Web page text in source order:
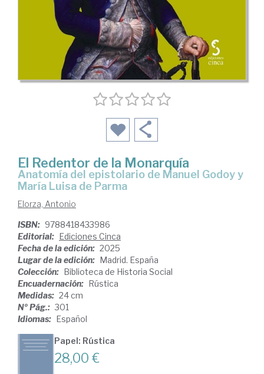
El Redentor de la Monarquía
Anatomía del epistolario de Manuel Godoy y
María Luisa de Parma
Elorza, Antonio
ISBN: 9788418433986
Editorial: Ediciones Cinca
Fecha de la edición: 2025
Lugar de la edición: Madrid. España
Colección: Biblioteca de Historia Social
Encuadernación: Rústica
Medidas: 24 cm
Nº Pág.: 301
Idiomas: Español
Papel: Rústica
28,00 €